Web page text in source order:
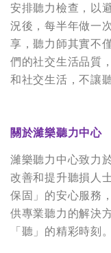
安排聽力檢查，以
況後，每半年做一
享，聽力師其實不
們的社交生活品質
和社交生活，不讓
關於濰樂聽力中心
濰樂聽力中心致力
改善和提升聽損人
保固」的安心服務
供專業聽力的解決
「聽」的精彩時刻。